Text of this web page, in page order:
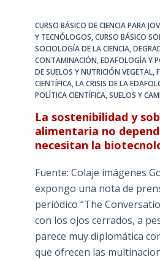
CURSO BÁSICO DE CIENCIA PARA
Y TECNÓLOGOS,CURSO BÁSICO
SOCIOLOGÍA DE LA CIENCIA,
CONTAMINACIÓN,EDAFOLOGÍA Y
DE SUELOS Y NUTRICIÓN VEGETAL,
CIENTÍFICA,LA CRISIS DE LA
POLÍTICA CIENTÍFICA,SUELOS Y
La sostenibilidad y
alimentaria no
necesitan la
Fuente: Colaje imágenes
expongo una nota de
periódico “The
con los ojos cerrados, a
parece muy diplomática
que ofrecen las